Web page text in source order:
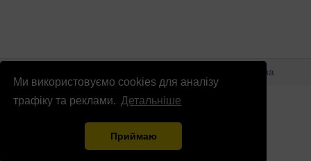
Ми використовуємо cookies для аналізу
трафіку та реклами. Детальніше
Приймаю
Реклама
info@patrioty.org.ua